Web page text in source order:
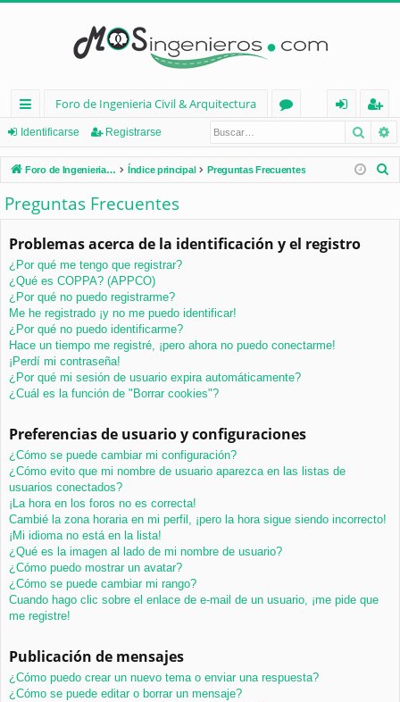
nl
ac
es
rá
pi
d
os
Foro de Ingenieria Civil & Arquitectura
os
nt
ifi
rs
eg
ist
ra
Identificarse Registrarse
Foro de Ingenieria Civil & Arquitectura Índice principal Preguntas Frecuentes
Preguntas Frecuentes
Problemas acerca de la identificación y el registro
¿Por qué me tengo que registrar?
¿Qué es COPPA? (APPCO)
¿Por qué no puedo registrarme?
Me he registrado ¡y no me puedo identificar!
¿Por qué no puedo identificarme?
Hace un tiempo me registré, ¡pero ahora no puedo conectarme!
¡Perdí mi contraseña!
¿Por qué mi sesión de usuario expira automáticamente?
¿Cuál es la función de "Borrar cookies"?
Preferencias de usuario y configuraciones
¿Cómo se puede cambiar mi configuración?
¿Cómo evito que mi nombre de usuario aparezca en las listas de
usuarios conectados?
¡La hora en los foros no es correcta!
Cambié la zona horaria en mi perfil, ¡pero la hora sigue siendo incorrecto!
¡Mi idioma no está en la lista!
¿Qué es la imagen al lado de mi nombre de usuario?
¿Cómo puedo mostrar un avatar?
¿Cómo se puede cambiar mi rango?
Cuando hago clic sobre el enlace de e-mail de un usuario, ¡me pide que
me registre!
Publicación de mensajes
¿Cómo puedo crear un nuevo tema o enviar una respuesta?
¿Cómo se puede editar o borrar un mensaje?